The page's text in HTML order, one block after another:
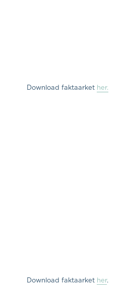
Download faktaarket her.
Download faktaarket her.